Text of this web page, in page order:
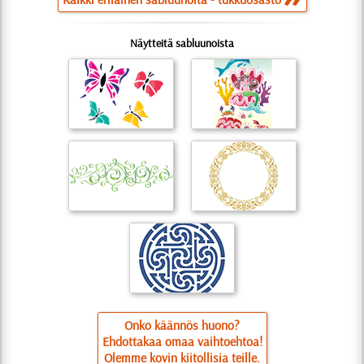
Näytteitä sabluunoista
Onko käännös huono?
Ehdottakaa omaa vaihtoehtoa!
Olemme kovin kiitollisia teille.